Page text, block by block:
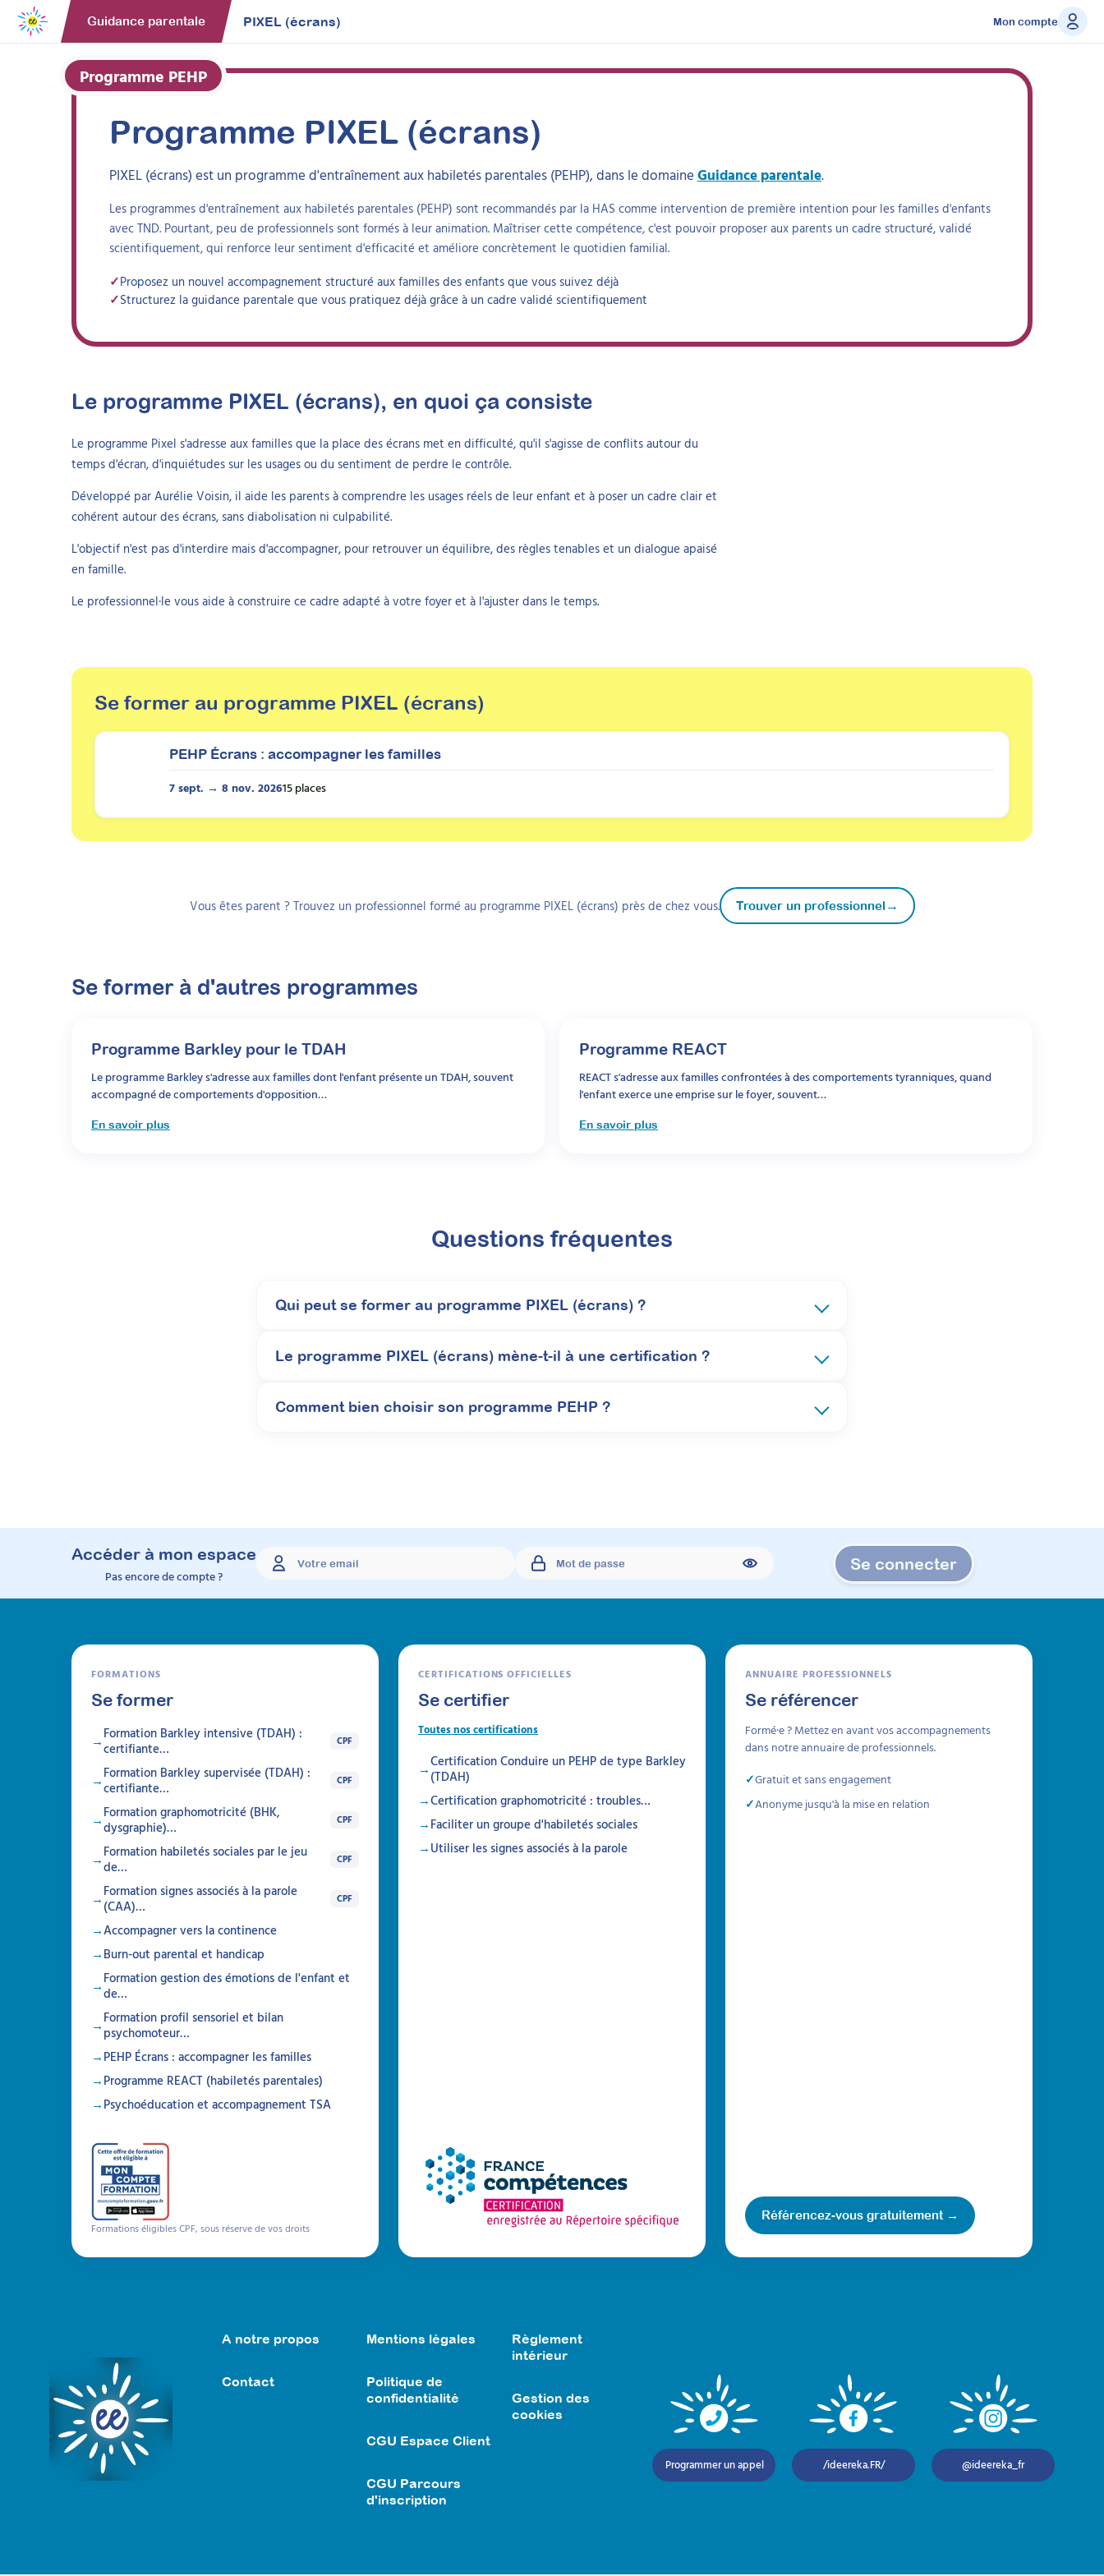
Guidance parentale PIXEL (écrans) Mon compte
Programme PEHP
Programme PIXEL (écrans)
PIXEL (écrans) est un programme d'entraînement aux habiletés parentales (PEHP), dans le domaine Guidance parentale.
Les programmes d'entraînement aux habiletés parentales (PEHP) sont recommandés par la HAS comme intervention de première intention pour les familles d'enfants
avec TND. Pourtant, peu de professionnels sont formés à leur animation. Maîtriser cette compétence, c'est pouvoir proposer aux parents un cadre structuré, validé
scientifiquement, qui renforce leur sentiment d'efficacité et améliore concrètement le quotidien familial.
✓Proposez un nouvel accompagnement structuré aux familles des enfants que vous suivez déjà
✓Structurez la guidance parentale que vous pratiquez déjà grâce à un cadre validé scientifiquement
Le programme PIXEL (écrans), en quoi ça consiste
Le programme Pixel s'adresse aux familles que la place des écrans met en difficulté, qu'il s'agisse de conflits autour du
temps d'écran, d'inquiétudes sur les usages ou du sentiment de perdre le contrôle.
Développé par Aurélie Voisin, il aide les parents à comprendre les usages réels de leur enfant et à poser un cadre clair et
cohérent autour des écrans, sans diabolisation ni culpabilité.
L'objectif n'est pas d'interdire mais d'accompagner, pour retrouver un équilibre, des règles tenables et un dialogue apaisé
en famille.
Le professionnel·le vous aide à construire ce cadre adapté à votre foyer et à l'ajuster dans le temps.
Se former au programme PIXEL (écrans)
PEHP Écrans : accompagner les familles
7 sept. → 8 nov. 202615places
Vous êtes parent ? Trouvez un professionnel formé au programme PIXEL (écrans) près de chez vous. Trouver un professionnel →
Se former à d'autres programmes
Programme Barkley pour le TDAH
Le programme Barkley s'adresse aux familles dont l'enfant présente un TDAH, souvent
accompagné de comportements d'opposition…
En savoir plus
Programme REACT
REACT s'adresse aux familles confrontées à des comportements tyranniques, quand
l'enfant exerce une emprise sur le foyer, souvent…
En savoir plus
Questions fréquentes
Qui peut se former au programme PIXEL (écrans) ?
Le programme PIXEL (écrans) mène-t-il à une certification ?
Comment bien choisir son programme PEHP ?
Accéder à mon espace
Pas encore de compte ?
Se connecter
FORMATIONS
Se former
Formation Barkley intensive (TDAH) :
certifiante…
CPF
Formation Barkley supervisée (TDAH) :
certifiante…
CPF
Formation graphomotricité (BHK,
dysgraphie)…
CPF
Formation habiletés sociales par le jeu
de…
CPF
Formation signes associés à la parole
(CAA)…
CPF
Accompagner vers la continence
Burn-out parental et handicap
Formation gestion des émotions de l'enfant et
de…
Formation profil sensoriel et bilan
psychomoteur…
PEHP Écrans : accompagner les familles
Programme REACT (habiletés parentales)
Psychoéducation et accompagnement TSA
Formations éligibles CPF, sous réserve de vos droits
CERTIFICATIONS OFFICIELLES
Se certifier
Toutes nos certifications
Certification Conduire un PEHP de type Barkley
(TDAH)
Certification graphomotricité : troubles…
Faciliter un groupe d'habiletés sociales
Utiliser les signes associés à la parole
ANNUAIRE PROFESSIONNELS
Se référencer
Formé·e ? Mettez en avant vos accompagnements
dans notre annuaire de professionnels.
Gratuit et sans engagement
Anonyme jusqu'à la mise en relation
Référencez-vous gratuitement →
A notre propos
Contact
Mentions légales
Politique de
confidentialité
CGU Espace Client
CGU Parcours
d'inscription
Règlement
intérieur
Gestion des
cookies
Programmer un appel /ideereka.FR/ @ideereka_fr